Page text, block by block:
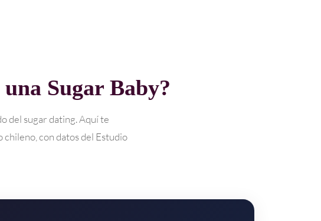
Sugar Baby?
del sugar dating. Aquí te
chileno, con datos del Estudio